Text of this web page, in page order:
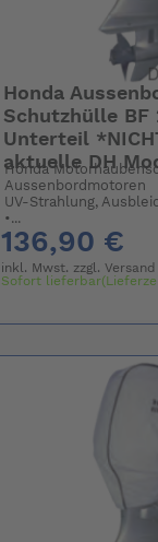
Honda
Schutzhülle BF
Unterteil
aktuelle DH
Honda
Aussenbordmotoren
UV-Strahlung,
•...
136,90 €
inkl. Mwst. zzgl.Versand
Sofort